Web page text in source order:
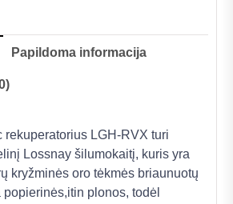
Papildoma informacija
rekuperatorius LGH-RVX turi
Lossnay šilumokaitį, kuris yra
kryžminės oro tėkmės briaunuotų
plonos, todėl